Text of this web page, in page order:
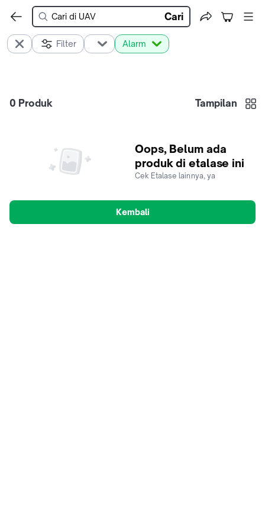
Cari
Filter Alarm
0 Produk Tampilan
Oops, Belum ada
produk di etalase ini
Cek Etalase lainnya, ya
Kembali